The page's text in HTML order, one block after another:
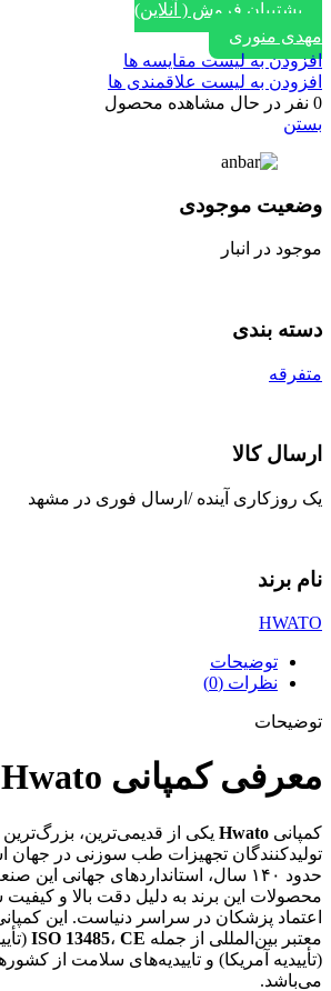
پشتیبان فروش ( آنلاین)
مهدی منوری
افزودن به لیست مقایسه ها
افزودن به لیست علاقمندی ها
0 نفر در حال مشاهده محصول
بستن
وضعیت موجودی
موجود در انبار
دسته بندی
متفرقه
ارسال کالا
یک روزکاری آینده /ارسال فوری در مشهد
نام برند
HWATO
توضیحات
نظرات (0)
توضیحات
معرفی کمپانی Hwato
کمپانی Hwato یکی از قدیمی‌ترین،
تولیدکنندگان تجهیزات طب سوزنی در جهان
حدود ۱۴۰ سال، استانداردهای جهانی
محصولات این برند به دلیل دقت بالا و
اعتماد پزشکان در سراسر دنیاست. این
معتبر بین‌المللی از جمله
ISO 13485، CE
(تأییدیه آمریکا) و تاییدیه‌های سلامت از
می‌باشد.